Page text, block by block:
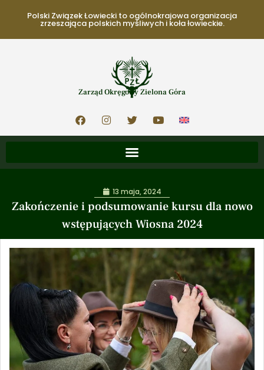
Polski Związek Łowiecki to ogólnokrajowa organizacja
zrzeszająca polskich myśliwych i koła łowieckie.
Zarząd Okręgowy Zielona Góra
Zakończenie i podsumowanie kursu dla nowo
wstępujących Wiosna 2024
13 maja, 2024